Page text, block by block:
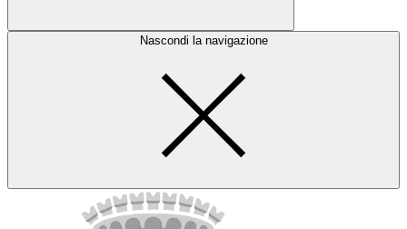
Nascondi la navigazione